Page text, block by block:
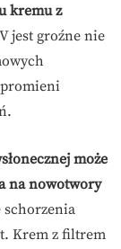
kremu z
jest groźne nie
może
na nowotwory
schorzenia
Krem z filtrem